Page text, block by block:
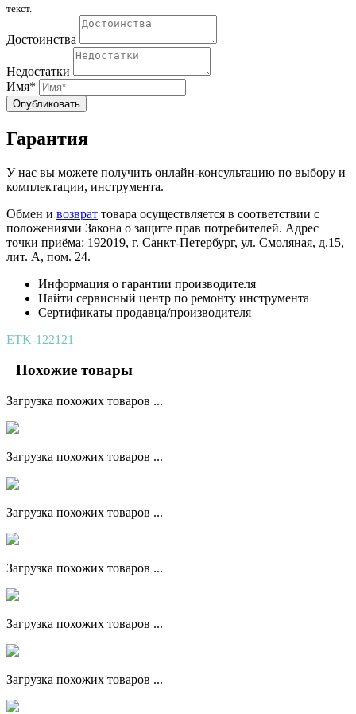
текст.
Достоинства
Недостатки
Имя*
Опубликовать
Гарантия
У нас вы можете получить онлайн-консультацию по выбору и
комплектации, инструмента.
Обмен и возврат товара осуществляется в соответствии с
положениями Закона о защите прав потребителей. Адрес
точки приёма: 192019, г. Санкт-Петербург, ул. Смоляная, д.15,
лит. А, пом. 24.
Информация о гарантии производителя
Найти сервисный центр по ремонту инструмента
Сертификаты продавца/производителя
ETK-122121
Похожие товары
Загрузка похожих товаров ...
Загрузка похожих товаров ...
Загрузка похожих товаров ...
Загрузка похожих товаров ...
Загрузка похожих товаров ...
Загрузка похожих товаров ...